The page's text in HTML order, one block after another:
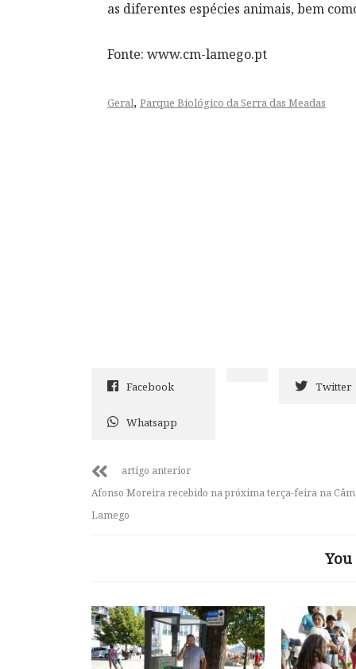
as diferentes espécies animais, bem
Fonte: www.cm-lamego.pt
Geral, Parque Biológico da Serra das Meadas
Facebook Twitter
Whatsapp
artigo anterior
Afonso Moreira recebido na próxima terça-feira na
Lamego